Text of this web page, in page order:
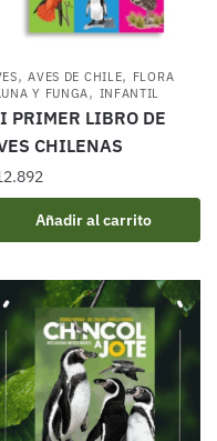
,AVES DE CHILE, FLORA
Y FUNGA, INFANTIL
PRIMER LIBRO DE
CHILENAS
Añadir al carrito